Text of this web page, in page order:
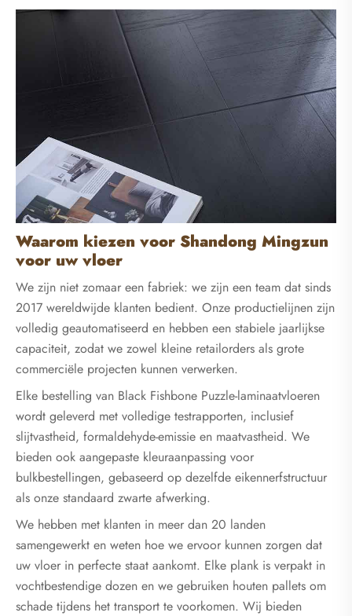
Waarom kiezen voor Shandong Mingzun
voor uw vloer
We zijn niet zomaar een fabriek: we zijn een team dat sinds
2017 wereldwijde klanten bedient. Onze productielijnen zijn
volledig geautomatiseerd en hebben een stabiele jaarlijkse
capaciteit, zodat we zowel kleine retailorders als grote
commerciële projecten kunnen verwerken.
Elke bestelling van Black Fishbone Puzzle-laminaatvloeren
wordt geleverd met volledige testrapporten, inclusief
slijtvastheid, formaldehyde-emissie en maatvastheid. We
bieden ook aangepaste kleuraanpassing voor
bulkbestellingen, gebaseerd op dezelfde eikennerfstructuur
als onze standaard zwarte afwerking.
We hebben met klanten in meer dan 20 landen
samengewerkt en weten hoe we ervoor kunnen zorgen dat
uw vloer in perfecte staat aankomt. Elke plank is verpakt in
vochtbestendige dozen en we gebruiken houten pallets om
schade tijdens het transport te voorkomen. Wij bieden